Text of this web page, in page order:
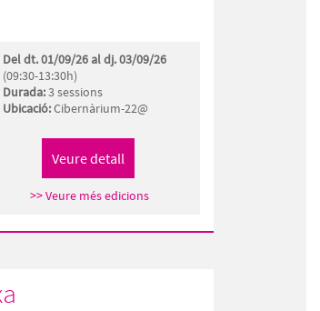
Del dt. 01/09/26 al dj. 03/09/26
(09:30-13:30h)
Durada:3 sessions
Ubicació:Cibernàrium-22@
>> Veure més edicions